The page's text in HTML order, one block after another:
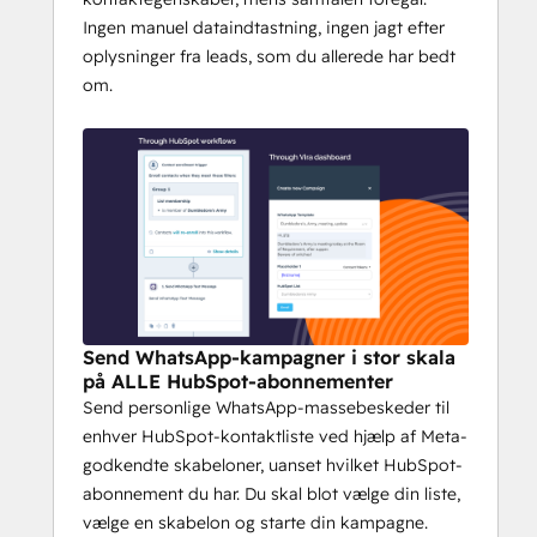
Hvad du kan gøre med
Vira:
HubSpots kontakt-tidslinje — synlig
for hele dit team
Indsaml og kvalificer
kontakter via WhatsApp-widget og -
flows, der er direkte knyttet til
HubSpot-egenskaber
Kørmassepromoveringskampagner,
automatiser opfølgninger og mål
indvirkningen på omsætningen — alt
sammen i HubSpot
Send WhatsApp-beskeder via
HubSpot-workflows eller direkte fra
Viras dashboard
Administrer
WhatsApp- og
Ingen manuel dataindtastning, ingen jagt efter
oplysninger fra leads, som du allerede har bedt
om.
Send WhatsApp-kampagner i stor skala
på ALLE HubSpot-abonnementer
Send personlige WhatsApp-massebeskeder til
enhver HubSpot-kontaktliste ved hjælp af Meta-
godkendte skabeloner, uanset hvilket HubSpot-
abonnement du har. Du skal blot vælge din liste,
vælge en skabelon og starte din kampagne.